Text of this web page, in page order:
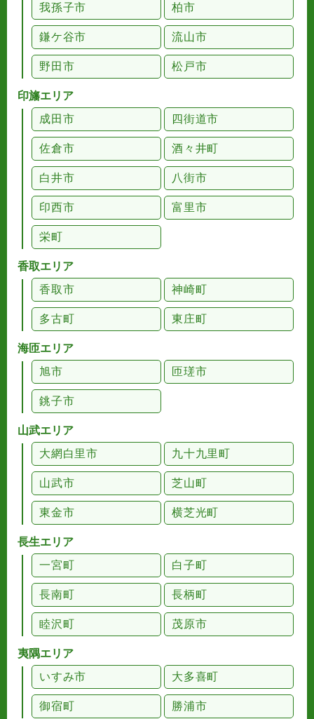
我孫子市
柏市
鎌ケ谷市 流山市
野田市 松戸市
印旛エリア
成田市
四街道市
佐倉市 酒々井町
白井市 八街市
印西市 富里市
栄町
香取エリア
香取市
神崎町
多古町 東庄町
海匝エリア
旭市
匝瑳市
銚子市
山武エリア
大網白里市
九十九里町
山武市 芝山町
東金市 横芝光町
長生エリア
一宮町
白子町
長南町 長柄町
睦沢町 茂原市
夷隅エリア
いすみ市
大多喜町
御宿町 勝浦市